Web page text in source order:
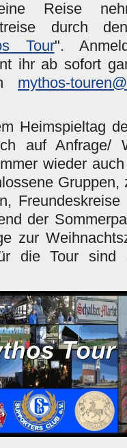
Reise
durch
Tour".
ihr ab sofort
mythos-
Heimspieltag
auf Anfrage/
wieder
Gruppen,
der
zur
die Tour sind